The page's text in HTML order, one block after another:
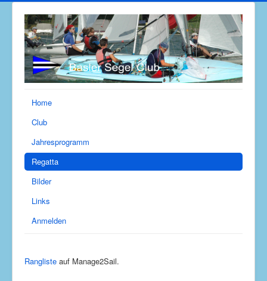
Home
Club
Jahresprogramm
Regatta
Bilder
Links
Anmelden
Rangliste auf Manage2Sail.